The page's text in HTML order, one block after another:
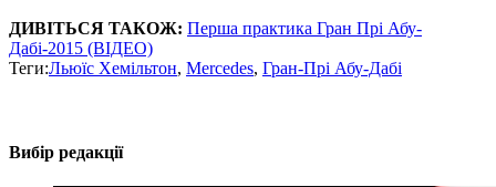
ДИВІТЬСЯ ТАКОЖ: Перша практика Гран Прі Абу-
Дабі-2015 (ВІДЕО)
Теги:Льюїс Хемільтон, Mercedes, Гран-Прі Абу-Дабі
Вибір редакції